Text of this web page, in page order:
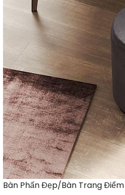
Bàn Phấn Đẹp/Bàn Trang